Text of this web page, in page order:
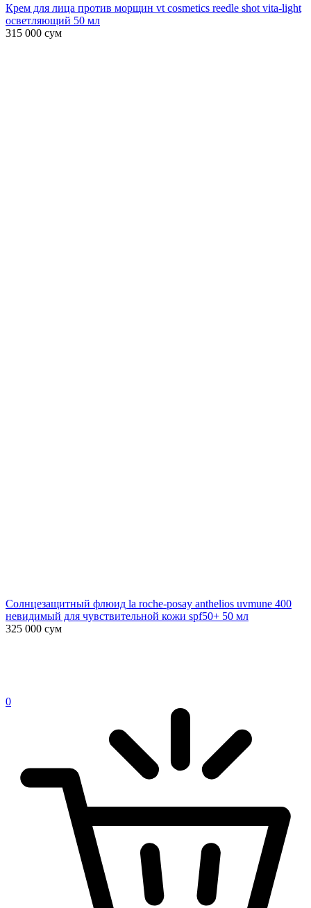
Крем для лица против морщин vt cosmetics reedle shot vita-light
осветляющий 50 мл
315 000 сум
Солнцезащитный флюид la roche-posay anthelios uvmune 400
невидимый для чувствительной кожи spf50+ 50 мл
325 000 сум
0